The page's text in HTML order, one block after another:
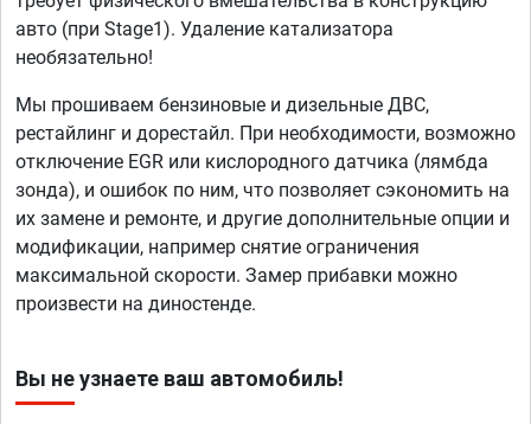
авто (при Stage1). Удаление катализатора
необязательно!
Мы прошиваем бензиновые и дизельные ДВС,
рестайлинг и дорестайл. При необходимости, возможно
отключение EGR или кислородного датчика (лямбда
зонда), и ошибок по ним, что позволяет сэкономить на
их замене и ремонте, и другие дополнительные опции и
модификации, например снятие ограничения
максимальной скорости. Замер прибавки можно
произвести на диностенде.
Вы не узнаете ваш автомобиль!